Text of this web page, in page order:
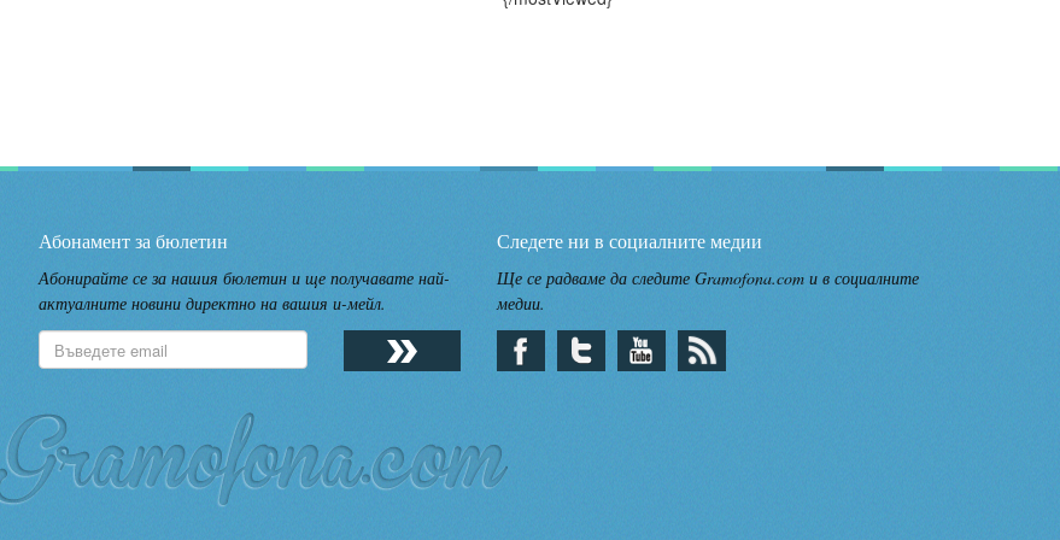
Абонамент за бюлетин
Абонирайте се за нашия бюлетин и ще получавате най-
актуалните новини директно на вашия и-мейл.
Следете ни в социалните медии
Ще се радваме да следите Gramofona.com и в социалните
медии.